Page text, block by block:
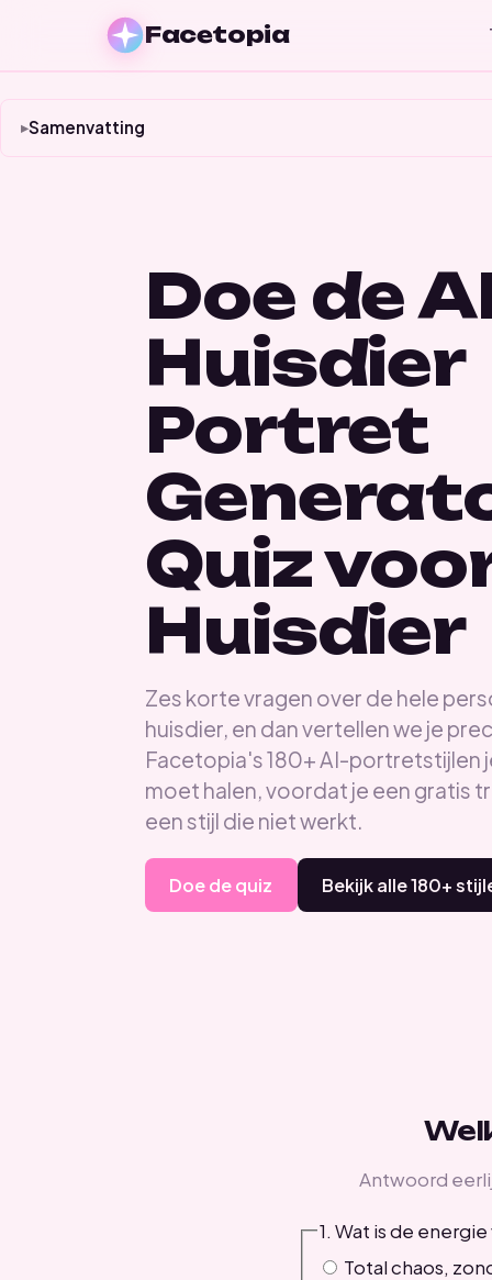
Samenvatting
Doe de
Huisdier
Portret
Quiz
Huisdier
Zes korte vragen over de hele
huisdier, en dan vertellen we je
Facetopia's 180+ AI-portretstijlen
moet halen, voordat je een gratis
een stijl die niet werkt.
Doe de quiz Bekijk alle 180+
Antwoord
1. Wat is de
Total chaos,
Facetopia